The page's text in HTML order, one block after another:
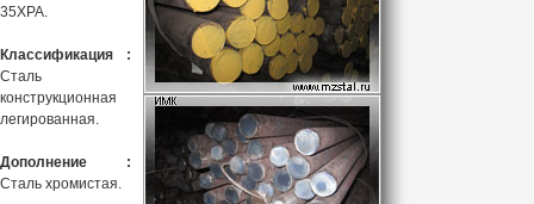
35ХРА.
Классификация :
Сталь
конструкционная
легированная.
Дополнение :
Сталь хромистая.